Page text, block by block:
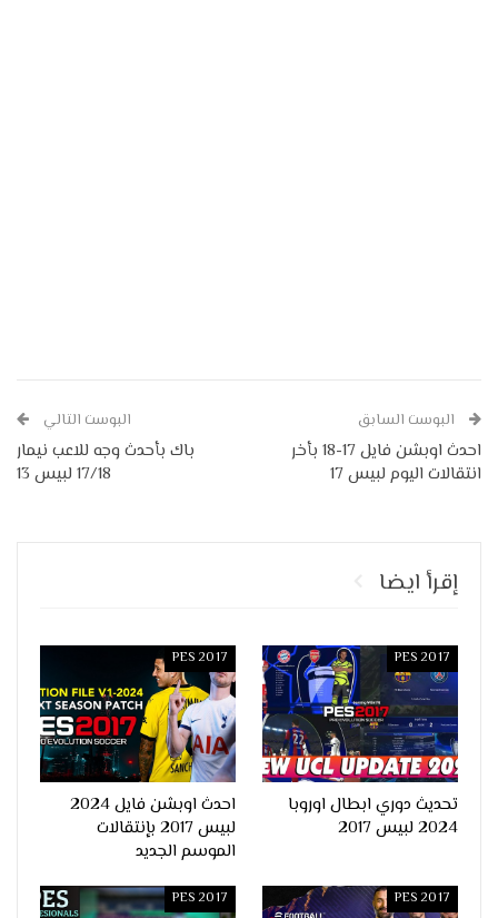
البوست السابق
احدث اوبشن فايل 17-18 بأخر
انتقالات اليوم لبيس 17
البوست التالي
باك بأحدث وجه للاعب نيمار
17/18 لبيس 13
إقرأ ايضا
PES 2017
تحديث دوري ابطال اوروبا
2024 لبيس 2017
PES 2017
احدث اوبشن فايل 2024
لبيس 2017 بإنتقالات
الموسم الجديد
PES 2017
PES 2017